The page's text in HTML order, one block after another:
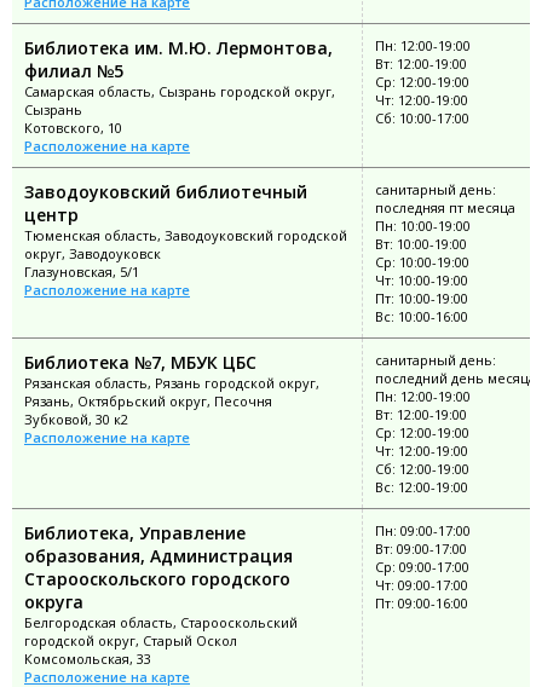
Библиотека им. М.Ю. Лермонтова,
филиал №5
Самарская область, Сызрань городской округ,
Сызрань
Котовского, 10
Расположение на карте
Пн: 12:00-19:00
Вт: 12:00-19:00
Ср: 12:00-19:00
Чт: 12:00-19:00
Сб: 10:00-17:00
Заводоуковский библиотечный
центр
Тюменская область, Заводоуковский городской
округ, Заводоуковск
Глазуновская, 5/1
Расположение на карте
санитарный день:
последняя пт месяца
Пн: 10:00-19:00
Вт: 10:00-19:00
Ср: 10:00-19:00
Чт: 10:00-19:00
Пт: 10:00-19:00
Вс: 10:00-16:00
Библиотека №7, МБУК ЦБС
Рязанская область, Рязань городской округ,
Рязань, Октябрьский округ, Песочня
Зубковой, 30 к2
Расположение на карте
санитарный день:
последний день месяца
Пн: 12:00-19:00
Вт: 12:00-19:00
Ср: 12:00-19:00
Чт: 12:00-19:00
Сб: 12:00-19:00
Вс: 12:00-19:00
Библиотека, Управление
образования, Администрация
Старооскольского городского
округа
Белгородская область, Старооскольский
городской округ, Старый Оскол
Комсомольская, 33
Расположение на карте
Пн: 09:00-17:00
Вт: 09:00-17:00
Ср: 09:00-17:00
Чт: 09:00-17:00
Пт: 09:00-16:00